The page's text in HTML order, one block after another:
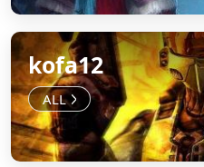
kofa12